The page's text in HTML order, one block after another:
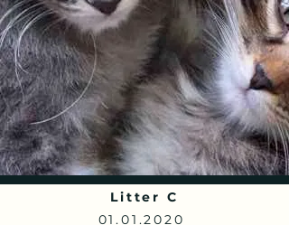
Litter C
01.01.2020